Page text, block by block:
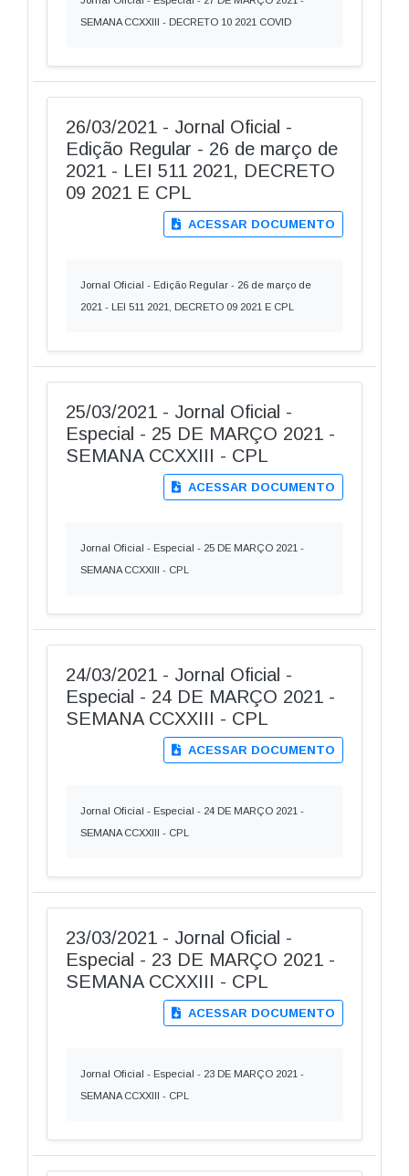
SEMANA CCXXIII - DECRETO 10 2021 COVID
26/03/2021 - Jornal Oficial -
Edição Regular - 26 de março de
2021 - LEI 511 2021, DECRETO
09 2021 E CPL
ACESSAR DOCUMENTO
Jornal Oficial - Edição Regular - 26 de março de
2021 - LEI 511 2021, DECRETO 09 2021 E CPL
25/03/2021 - Jornal Oficial -
Especial - 25 DE MARÇO 2021 -
SEMANA CCXXIII - CPL
ACESSAR DOCUMENTO
Jornal Oficial - Especial - 25 DE MARÇO 2021 -
SEMANA CCXXIII - CPL
24/03/2021 - Jornal Oficial -
Especial - 24 DE MARÇO 2021 -
SEMANA CCXXIII - CPL
ACESSAR DOCUMENTO
Jornal Oficial - Especial - 24 DE MARÇO 2021 -
SEMANA CCXXIII - CPL
23/03/2021 - Jornal Oficial -
Especial - 23 DE MARÇO 2021 -
SEMANA CCXXIII - CPL
ACESSAR DOCUMENTO
Jornal Oficial - Especial - 23 DE MARÇO 2021 -
SEMANA CCXXIII - CPL